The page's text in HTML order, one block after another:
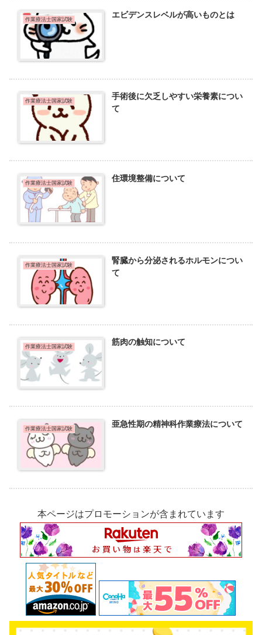
作業療法士国家試験 エビデンスレベルが高いものとは
作業療法士国家試験
手術後に欠乏しやすい栄養素につい
て
作業療法士国家試験 住環境整備について
作業療法士国家試験
腎臓から分泌されるホルモンについ
て
作業療法士国家試験 筋肉の触知について
作業療法士国家試験 亜急性期の精神科作業療法について
本ページはプロモーションが含まれています